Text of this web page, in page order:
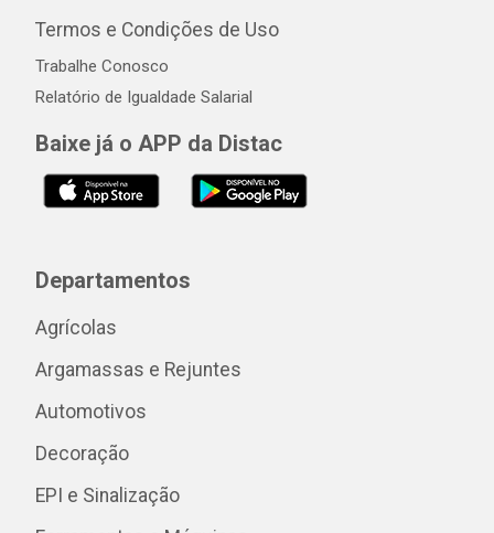
Termos e Condições de Uso
Trabalhe Conosco
Relatório de Igualdade Salarial
Baixe já o APP da Distac
Departamentos
Agrícolas
Argamassas e Rejuntes
Automotivos
Decoração
EPI e Sinalização